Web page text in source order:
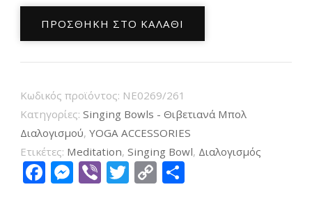
Χειροποίητο
Μπολ
–
Tibetan
Singing
Bowl
(Ηχογαβάθα)
ΠΡΟΣΘΉΚΗ ΣΤΟ ΚΑΛΆΘΙ
Κωδικός προϊόντος: NE0269/261
Κατηγορίες: Singing Bowls - Θιβετιανά Μπολ
Διαλογισμού, YOGA ACCESSORIES
Ετικέτες: Meditation, Singing Bowl, Διαλογισμός
Facebook
Messenger
ViberTwitter
Copy